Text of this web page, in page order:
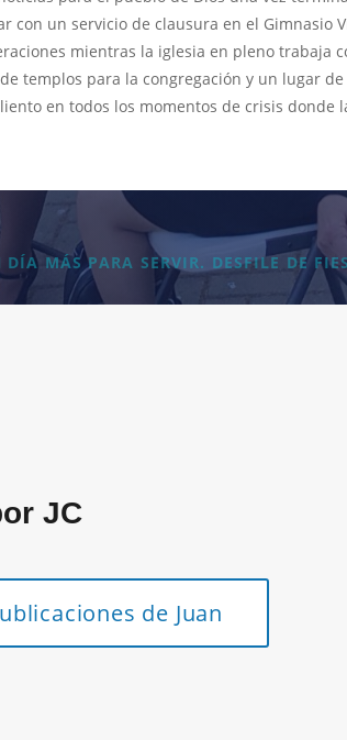
con un servicio de clausura en el Gimnasio
mientras la iglesia en pleno trabaja
templos para la congregación y un lugar
en todos los momentos de crisis donde
DÍA MÁS PARA SERVIR. DESFILE DE
JC
de Juan